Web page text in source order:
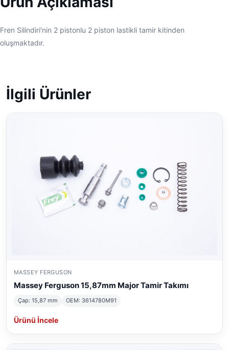
Fren Silindiri'nin 2 pistonlu 2 piston lastikli tamir kitinden
oluşmaktadır.
İlgili Ürünler
MASSEY FERGUSON
Massey Ferguson 15,87mm Major Tamir Takımı
Çap: 15,87 mm OEM: 3614780M91
Ürünü İncele